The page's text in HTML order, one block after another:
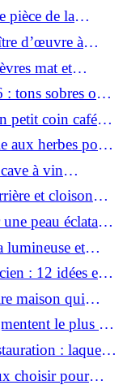
pièce de la
d’œuvre à
mat et
: tons sobres ou
petit coin café
aux herbes pour
à vin
et cloison
? peau éclatante
lumineuse et
: 12 idées et
maison qui
?le plus la
?
: laquelle
?
choisir pour